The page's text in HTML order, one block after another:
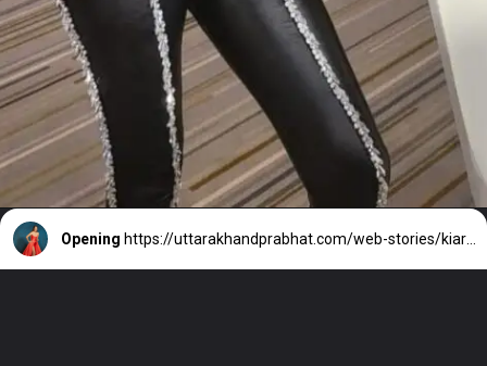
Opening